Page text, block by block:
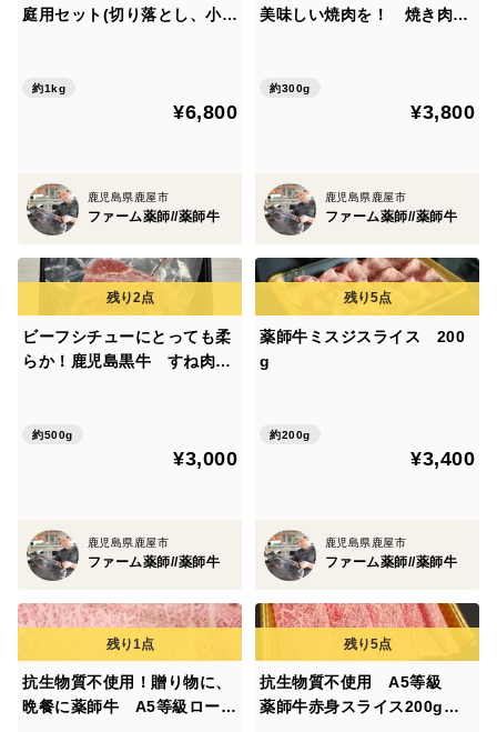
庭用セット(切り落とし、小間
約1kg
¥6,800
鹿児島県鹿屋市
ファーム薬師//薬師牛
美味しい焼肉を！ 焼き肉切
約300g
¥3,800
鹿児島県鹿屋市
ファーム薬師//薬師牛
ビーフシチューにとっても柔
らか！鹿児島黒牛 すね肉50
約500g
¥3,000
鹿児島県鹿屋市
ファーム薬師//薬師牛
薬師牛ミスジスライス 200
g
約200g
¥3,400
鹿児島県鹿屋市
ファーム薬師//薬師牛
抗生物質不使用！贈り物に、
晩餐に薬師牛 A5等級ロース
抗生物質不使用 A5等級
薬師牛赤身スライス200g